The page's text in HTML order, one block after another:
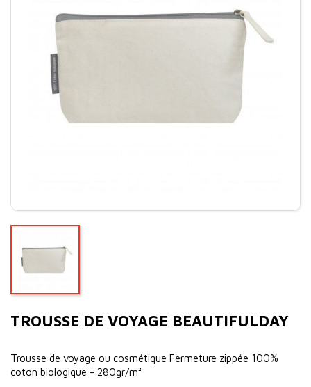
TROUSSE DE VOYAGE BEAUTIFULDAY
Trousse de voyage ou cosmétique Fermeture zippée 100%
coton biologique - 280gr/m²